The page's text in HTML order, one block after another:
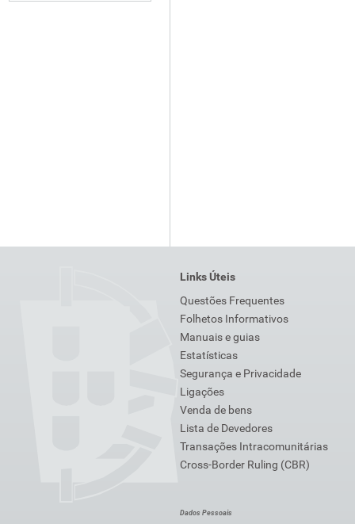
Links Úteis
Questões Frequentes
Folhetos Informativos
Manuais e guias
Estatísticas
Segurança e Privacidade
Ligações
Venda de bens
Lista de Devedores
Transações Intracomunitárias
Cross-Border Ruling (CBR)
Dados Pessoais